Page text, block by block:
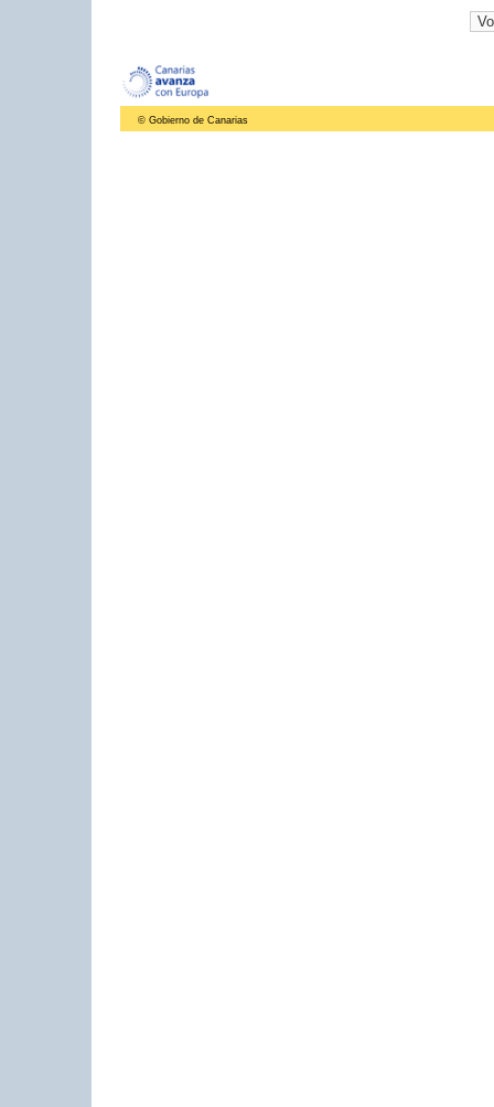
© Gobierno de Canarias